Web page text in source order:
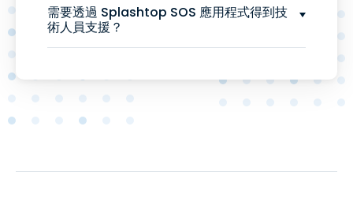
需要透過 Splashtop SOS 應用程式得到技
術人員支援？